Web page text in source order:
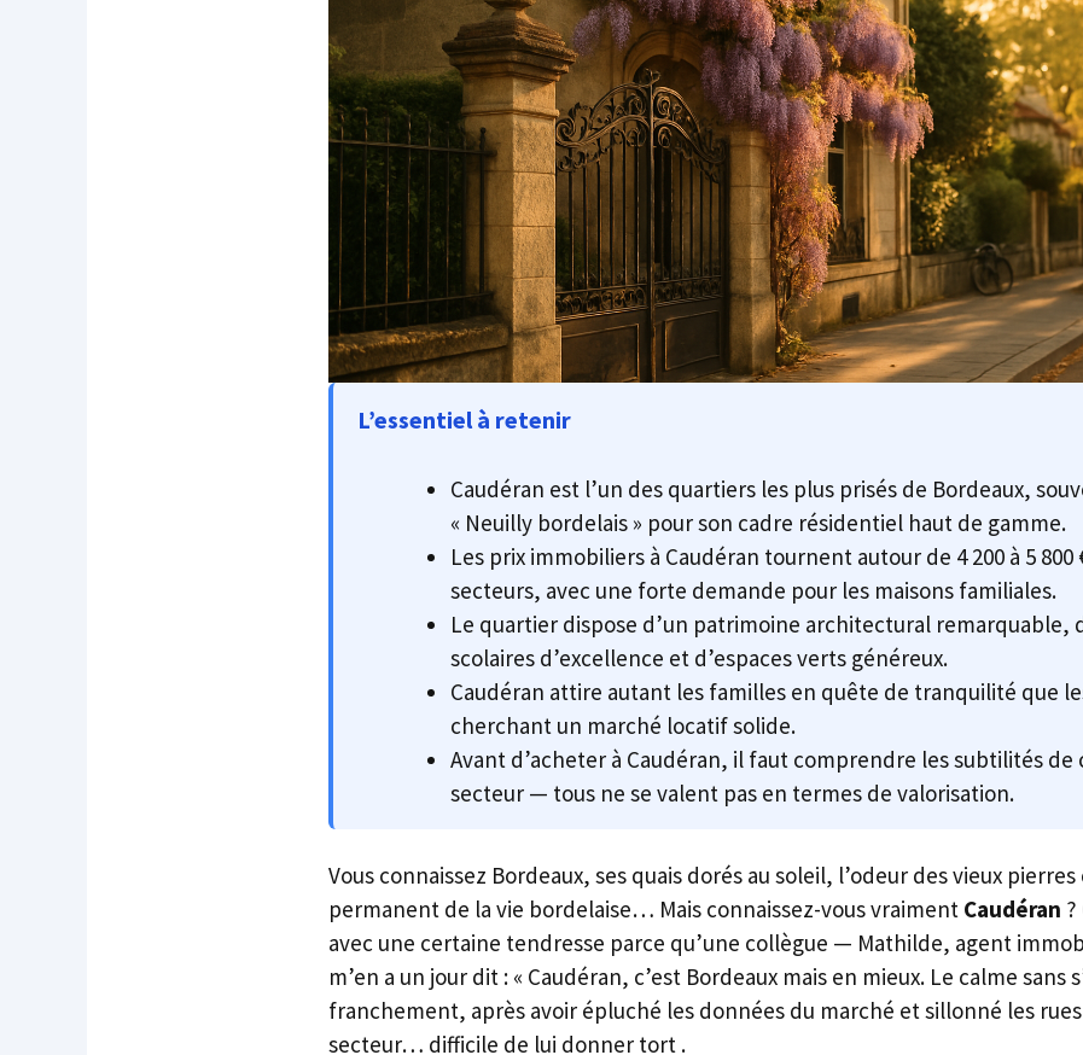
L’essentiel à retenir
Caudéran est l’un des quartiers les plus prisés de Bordeaux,
« Neuilly bordelais » pour son cadre résidentiel haut de gamme.
Les prix immobiliers à Caudéran tournent autour de 4 200 à 5 800
secteurs, avec une forte demande pour les maisons familiales.
Le quartier dispose d’un patrimoine architectural remarquable,
scolaires d’excellence et d’espaces verts généreux.
Caudéran attire autant les familles en quête de tranquilité que
cherchant un marché locatif solide.
Avant d’acheter à Caudéran, il faut comprendre les subtilités de
secteur — tous ne se valent pas en termes de valorisation.
Vous connaissez Bordeaux, ses quais dorés au soleil, l’odeur des vieux
permanent de la vie bordelaise… Mais connaissez-vous vraiment Caudéran
avec une certaine tendresse parce qu’une collègue — Mathilde, agent
m’en a un jour dit : « Caudéran, c’est Bordeaux mais en mieux. Le calme sans
franchement, après avoir épluché les données du marché et sillonné les
secteur… difficile de lui donner tort .